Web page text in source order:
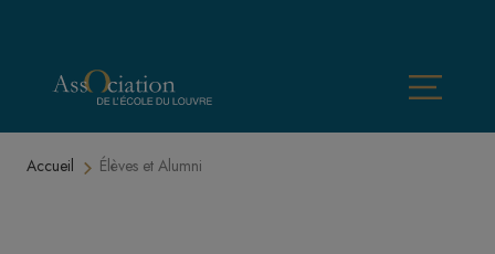
Fil d'Ariane
Accueil Élèves et Alumni